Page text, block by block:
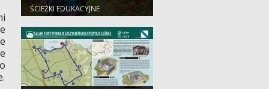
ŚCIEŻKI EDUKACYJNE